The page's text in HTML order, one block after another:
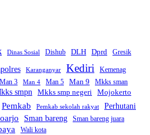
Dinas Sosial Dishub DLH Dprd Gresik
Karanganyar Kediri Kemenag
Man 3 Man 4 Man 5 Man 9
Mkks sman
smpn Mkks smp negeri Mojokerto
Pemkab Pemkab sekolah rakyat Perhutani
Sman bareng
Sman bareng juara
Wali kota